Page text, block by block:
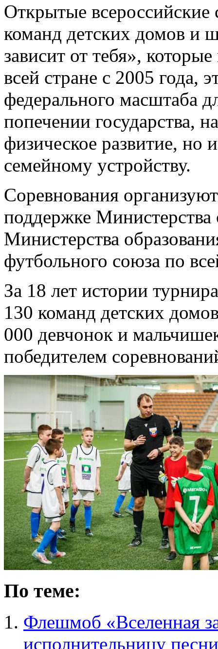
Открытые всероссийские
команд детских домов и
зависит от тебя»,
всей стране с 2005 года,
федерального масштаба
попечении государства,
физическое развитие, но
семейному устройству.
Соревнования
поддержке
Министерства
футбольного союза по
За 18 лет истории
130 команд детских
000 девчонок и
победителем
По теме:
Флешмоб «Вселенная
исполнительницу